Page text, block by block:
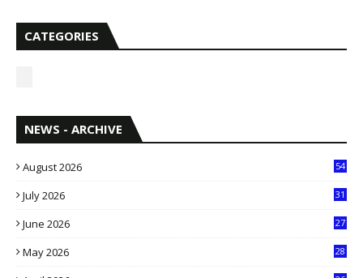
CATEGORIES
NEWS - ARCHIVE
August 2026 54
July 2026
31
June 2026
27
May 2026
28